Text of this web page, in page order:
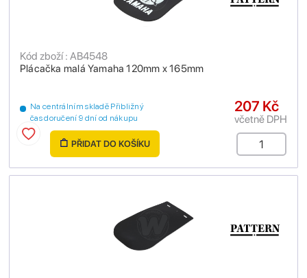
Plácačka malá Yamaha 120mm x 165mm
Kód zboží : AB4548
Na centrálním skladě Přibližný
čas doručení 9 dní od nákupu
207 Kč
včetně DPH
PŘIDAT DO KOŠÍKU